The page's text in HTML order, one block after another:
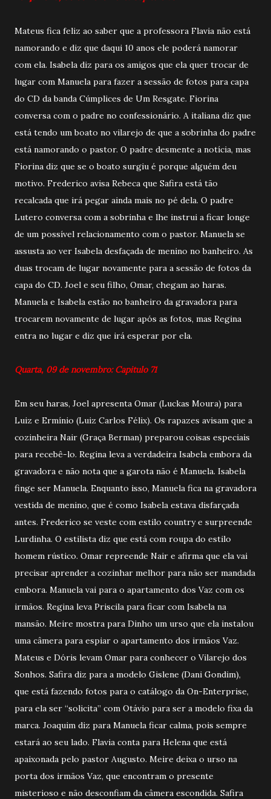
Mateus fica feliz ao saber que a professora Flavia não está
namorando e diz que daqui 10 anos ele poderá namorar
com ela. Isabela diz para os amigos que ela quer trocar de
lugar com Manuela para fazer a sessão de fotos para capa
do CD da banda Cúmplices de Um Resgate. Fiorina
conversa com o padre no confessionário. A italiana diz que
está tendo um boato no vilarejo de que a sobrinha do padre
está namorando o pastor. O padre desmente a notícia, mas
Fiorina diz que se o boato surgiu é porque alguém deu
motivo. Frederico avisa Rebeca que Safira está tão
recalcada que irá pegar ainda mais no pé dela. O padre
Lutero conversa com a sobrinha e lhe instrui a ficar longe
de um possível relacionamento com o pastor. Manuela se
assusta ao ver Isabela desfaçada de menino no banheiro. As
duas trocam de lugar novamente para a sessão de fotos da
capa do CD. Joel e seu filho, Omar, chegam ao haras.
Manuela e Isabela estão no banheiro da gravadora para
trocarem novamente de lugar após as fotos, mas Regina
entra no lugar e diz que irá esperar por ela.
Quarta, 09 de novembro: Capitulo 71
Em seu haras, Joel apresenta Omar (Luckas Moura) para
Luiz e Ermínio (Luiz Carlos Félix). Os rapazes avisam que a
cozinheira Nair (Graça Berman) preparou coisas especiais
para recebê-lo. Regina leva a verdadeira Isabela embora da
gravadora e não nota que a garota não é Manuela. Isabela
finge ser Manuela. Enquanto isso, Manuela fica na gravadora
vestida de menino, que é como Isabela estava disfarçada
antes. Frederico se veste com estilo country e surpreende
Lurdinha. O estilista diz que está com roupa do estilo
homem rústico. Omar repreende Nair e afirma que ela vai
precisar aprender a cozinhar melhor para não ser mandada
embora. Manuela vai para o apartamento dos Vaz com os
irmãos. Regina leva Priscila para ficar com Isabela na
mansão. Meire mostra para Dinho um urso que ela instalou
uma câmera para espiar o apartamento dos irmãos Vaz.
Mateus e Dóris levam Omar para conhecer o Vilarejo dos
Sonhos. Safira diz para a modelo Gislene (Dani Gondim),
que está fazendo fotos para o catálogo da On-Enterprise,
para ela ser “solicita” com Otávio para ser a modelo fixa da
marca. Joaquim diz para Manuela ficar calma, pois sempre
estará ao seu lado. Flavia conta para Helena que está
apaixonada pelo pastor Augusto. Meire deixa o urso na
porta dos irmãos Vaz, que encontram o presente
misterioso e não desconfiam da câmera escondida. Safira